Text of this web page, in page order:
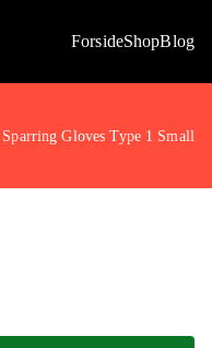
ForsideShopBlog
Gloves Type 1 Small